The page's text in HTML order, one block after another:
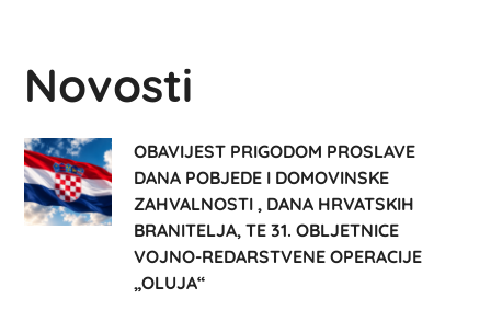
Novosti
OBAVIJEST PRIGODOM PROSLAVE
DANA POBJEDE I DOMOVINSKE
ZAHVALNOSTI , DANA HRVATSKIH
BRANITELJA, TE 31. OBLJETNICE
VOJNO-REDARSTVENE OPERACIJE
„OLUJA“